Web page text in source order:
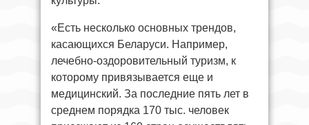
«Есть несколько основных трендов,
касающихся Беларуси. Например,
лечебно-оздоровительный туризм, к
которому привязывается еще и
медицинский. За последние пять лет в
среднем порядка 170 тыс. человек